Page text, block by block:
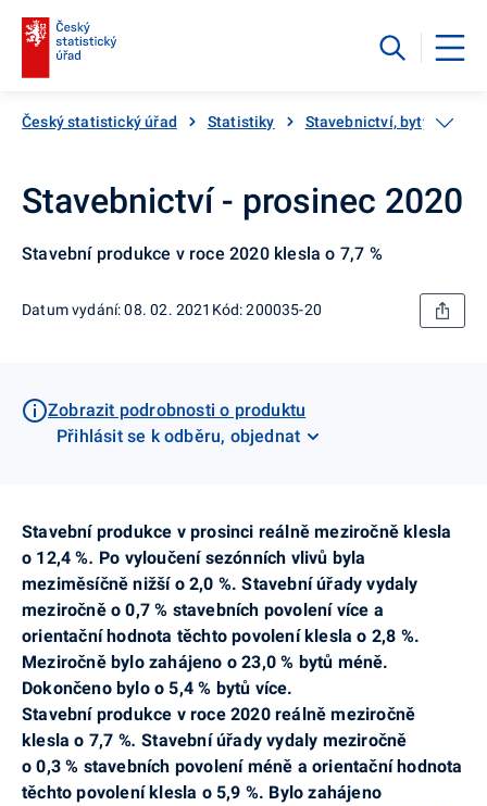
Český statistický úřad Statistiky Stavebnictví, byty
Stavebnictví - prosinec 2020
Stavební produkce v roce 2020 klesla o 7,7 %
Datum vydání: 08. 02. 2021 Kód: 200035-20
Zobrazit podrobnosti o produktu
Přihlásit se k odběru, objednat
Stavební produkce v prosinci reálně meziročně klesla
o 12,4 %. Po vyloučení sezónních vlivů byla
meziměsíčně nižší o 2,0 %. Stavební úřady vydaly
meziročně o 0,7 % stavebních povolení více a
orientační hodnota těchto povolení klesla o 2,8 %.
Meziročně bylo zahájeno o 23,0 % bytů méně.
Dokončeno bylo o 5,4 % bytů více.
Stavební produkce v roce 2020 reálně meziročně
klesla o 7,7 %. Stavební úřady vydaly meziročně
o 0,3 % stavebních povolení méně a orientační hodnota
těchto povolení klesla o 5,9 %. Bylo zahájeno